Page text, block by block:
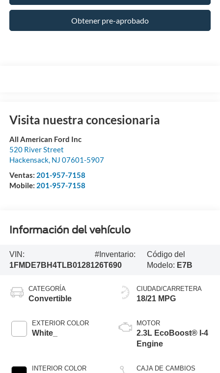
Obtener pre-aprobado
Visita nuestra concesionaria
All American Ford Inc
520 River Street
Hackensack, NJ 07601-5907
Ventas: 201-957-7158
Mobile: 201-957-7158
Información del vehículo
VIN:
1FMDE7BH4TLB01281
#Inventario:
26T690
Código del
Modelo: E7B
CATEGORÍA
Convertible
EXTERIOR COLOR
White_
INTERIOR COLOR
CIUDAD/CARRETERA
18/21 MPG
MOTOR
2.3L EcoBoost® I-4
Engine
CAJA DE CAMBIOS